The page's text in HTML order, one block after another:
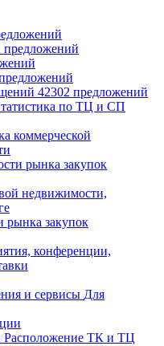
предложений
42302 предложений
по ТЦ и СП
коммерческой
рынка закупок
недвижимости,
рынка закупок
конференции,
и сервисы Для
Расположение ТК и ТЦ